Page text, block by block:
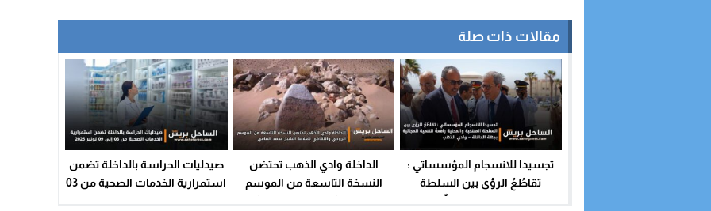
مقالات ذات صلة
تجسيدا للانسجام المؤسساتي :
تقاطُعُ الرؤى بين السلطة
الداخلة وادي الذهب تحتضن
النسخة التاسعة من الموسم
صيدليات الحراسة بالداخلة تضمن
استمرارية الخدمات الصحية من 03